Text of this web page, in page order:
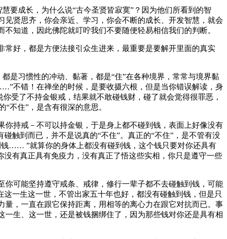
成长，为什么说“古今圣贤皆寂寞”？因为他们所看到的智
贤思齐，你会亲近、学习，你会不断的成长、开发智慧，就会
知道，因此佛陀就叮咛我们不要随便轻易相信我们的判断。
好，都是方便法接引众生进来，最重要是要解开里面的真实
习惯性的冲动、黏著，都是“住”在各种境界，常常与境界黏
不错！在禅坐的时候，是要收摄六根，但是当你错误解读，身
受了不持金银戒，结果就不敢碰钱财，碰了就会觉得很罪恶，
不住”，是含有很深的意思。
持戒－不可以持金银，于是身上都不碰到钱，表面上好像没有
触到而已，并不是说真的“不住”。真正的“不住”，是不管有没
…… ”就算你的身体上都没有碰到钱，这个钱只要对你还具有
有真正具有免疫力，没有真正了悟这些实相，你只是遵守一些
可能坚持遵守戒条、戒律，修行一辈子都不去碰触到钱，可能
一生这一世，不管出家五十年也好，都没有碰触到钱，但是只
，一直在跟它保持距离，用相等的离心力在跟它对抗而已。事
生、这一世，还是被钱捆绑住了，因为那些钱对你还是具有相